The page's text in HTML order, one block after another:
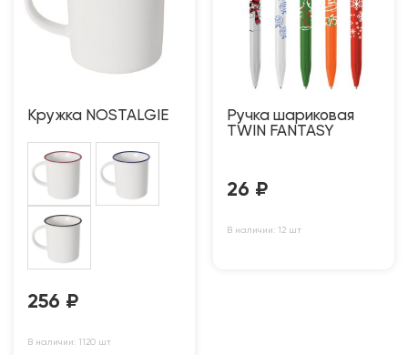
Кружка NOSTALGIE
256 ₽
В наличии: 1120 шт
Ручка шариковая
TWIN FANTASY
26 ₽
В наличии: 12 шт